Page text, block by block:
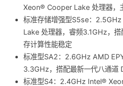
Xeon® Cooper Lake 处理器，
标准存储增强型S5se：
Lake 处理器，睿频3.1GHz，
存计算性能稳定
标准型SA2：2.6GHz AMD
3.3GHz，搭配最新一代八通道
标准型S4：2.4GHz Intel®